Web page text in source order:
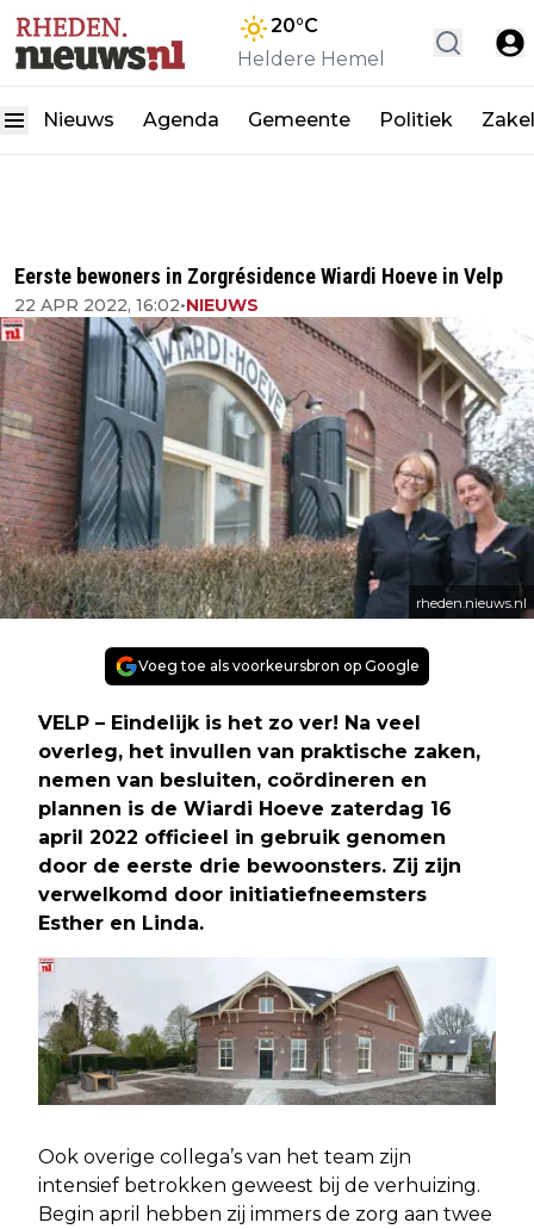
20°C
Heldere Hemel
Nieuws Agenda Gemeente Politiek
Eerste bewoners in Zorgrésidence Wiardi Hoeve in Velp
22 APR 2022, 16:02•NIEUWS
rheden.nieuws.nl
Voeg toe als voorkeursbron op Google
VELP – Eindelijk is het zo ver! Na veel
overleg, het invullen van praktische zaken,
nemen van besluiten, coördineren en
plannen is de Wiardi Hoeve zaterdag 16
april 2022 officieel in gebruik genomen
door de eerste drie bewoonsters. Zij zijn
verwelkomd door initiatiefneemsters
Esther en Linda.
Ook overige collega’s van het team zijn
intensief betrokken geweest bij de verhuizing.
Begin april hebben zij immers de zorg aan twee